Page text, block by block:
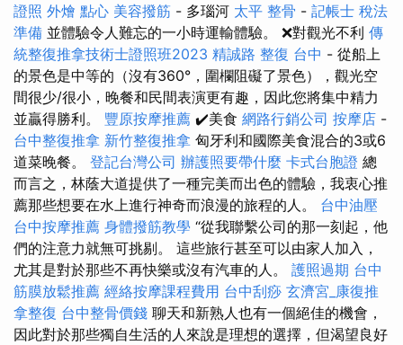
證照 外燴 點心 美容撥筋 - 多瑙河 太平 整骨 - 記帳士 稅法
準備 並體驗令人難忘的一小時運輸體驗。 ❌對觀光不利 傳
統整復推拿技術士證照班2023 精誠路 整復 台中 - 從船上
的景色是中等的（沒有360°，圍欄阻礙了景色），觀光空
間很少/很小，晚餐和民間表演更有趣，因此您將集中精力
並贏得勝利。 豐原按摩推薦 ✔️美食 網路行銷公司 按摩店 -
台中整復推拿 新竹整復推拿 匈牙利和國際美食混合的3或6
道菜晚餐。 登記台灣公司 辦護照要帶什麼 卡式台胞證 總
而言之，林蔭大道提供了一種完美而出色的體驗，我衷心推
薦那些想要在水上進行神奇而浪漫的旅程的人。 台中油壓
台中按摩推薦 身體撥筋教學 “從我聯繫公司的那一刻起，他
們的注意力就無可挑剔。 這些旅行甚至可以由家人加入，
尤其是對於那些不再快樂或沒有汽車的人。 護照過期 台中
筋膜放鬆推薦 經絡按摩課程費用 台中刮痧 玄濟宮_康復推
拿整復 台中整骨價錢 聊天和新熟人也有一個絕佳的機會，
因此對於那些獨自生活的人來說是理想的選擇，但渴望良好